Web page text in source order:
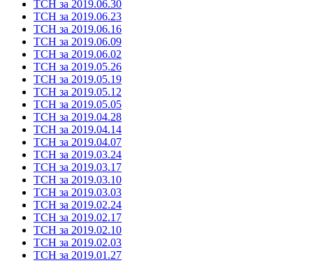
ТСН за 2019.06.30
ТСН за 2019.06.23
ТСН за 2019.06.16
ТСН за 2019.06.09
ТСН за 2019.06.02
ТСН за 2019.05.26
ТСН за 2019.05.19
ТСН за 2019.05.12
ТСН за 2019.05.05
ТСН за 2019.04.28
ТСН за 2019.04.14
ТСН за 2019.04.07
ТСН за 2019.03.24
ТСН за 2019.03.17
ТСН за 2019.03.10
ТСН за 2019.03.03
ТСН за 2019.02.24
ТСН за 2019.02.17
ТСН за 2019.02.10
ТСН за 2019.02.03
ТСН за 2019.01.27